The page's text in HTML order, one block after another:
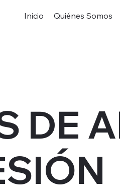
Inicio Quiénes Somos
DE